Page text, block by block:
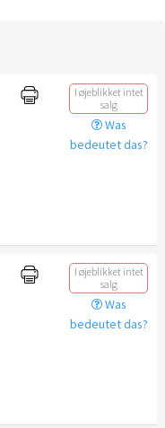
I øjeblikket intet
salg
Was
bedeutet das?
I øjeblikket intet
salg
Was
bedeutet das?